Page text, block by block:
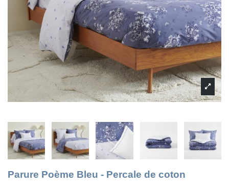
Parure Poème Bleu - Percale de coton